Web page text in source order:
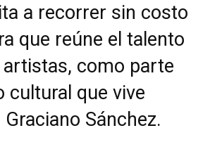
a recorrer sin costo
que reúne el talento
artistas, como parte
cultural que vive
Sánchez.